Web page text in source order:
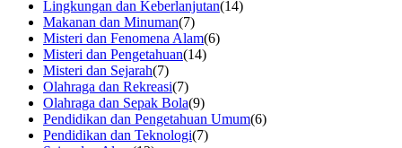
Lingkungan dan Keberlanjutan(14)
Makanan dan Minuman(7)
Misteri dan Fenomena Alam(6)
Misteri dan Pengetahuan(14)
Misteri dan Sejarah(7)
Olahraga dan Rekreasi(7)
Olahraga dan Sepak Bola(9)
Pendidikan dan Pengetahuan Umum(6)
Pendidikan dan Teknologi(7)